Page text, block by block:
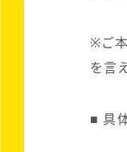
※ご
を言
■ 具